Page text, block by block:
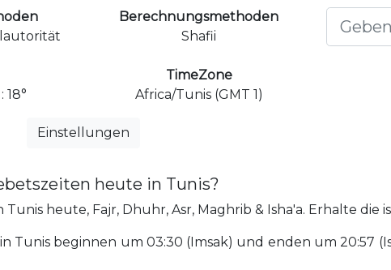
Berechnungsmethoden
Shafii
18°
TimeZone
Africa/Tunis (GMT 1)
Einstellungen
heute in Tunis?
Tunis heute, Fajr, Dhuhr, Asr, Maghrib & Isha'a. Erhalte die
Tunis beginnen um 03:30 (Imsak) und enden um 20:57